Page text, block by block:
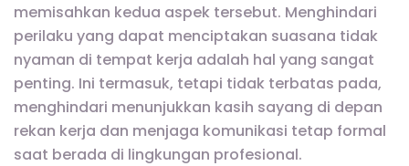
memisahkan kedua aspek tersebut. Menghindari
perilaku yang dapat menciptakan suasana tidak
nyaman di tempat kerja adalah hal yang sangat
penting. Ini termasuk, tetapi tidak terbatas pada,
menghindari menunjukkan kasih sayang di depan
rekan kerja dan menjaga komunikasi tetap formal
saat berada di lingkungan profesional.